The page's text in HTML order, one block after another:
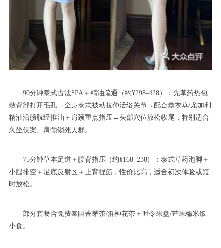
90分钟泰式古法SPA＋精油疏通（约¥298–428）：先草药热包
敷背部打开毛孔→全身泰式被动拉伸活络关节→配合薰衣草/尤加利
精油沿膀胱经推油＋肩颈重点指压→头部穴位放松收尾，特别适合
久坐伏案、肩颈锁死人群。
75分钟草本足道＋腰背指压（约¥168–238）：泰式草药泡脚＋
小腿排空＋足底反射区＋上背捏筋，性价比高，适合初次体验或短
时放松。
部分套餐含免费泰国香茅茶/洛神花茶＋时令果盘/芒果糯米饭
小食。